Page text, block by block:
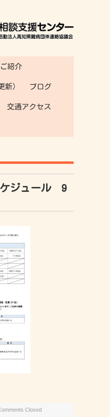
紹介
新） ブログ
交通アクセス
ケジュール 9
Closed